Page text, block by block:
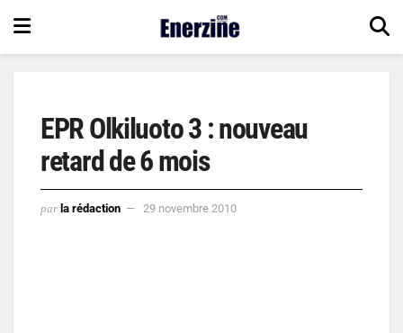
EPR Olkiluoto 3 : nouveau
retard de 6 mois
par la rédaction 29 novembre 2010